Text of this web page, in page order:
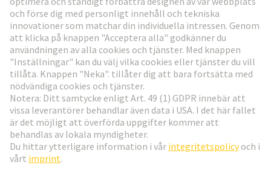
Gå till registrering
Social Media
Sverige